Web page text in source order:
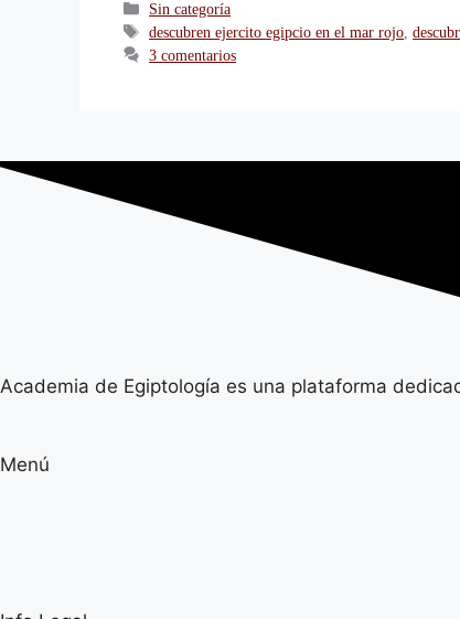
Sin categoría
descubren ejercito egipcio en el mar rojo ,
3 comentarios
Academia de Egiptología es una plataforma
Menú